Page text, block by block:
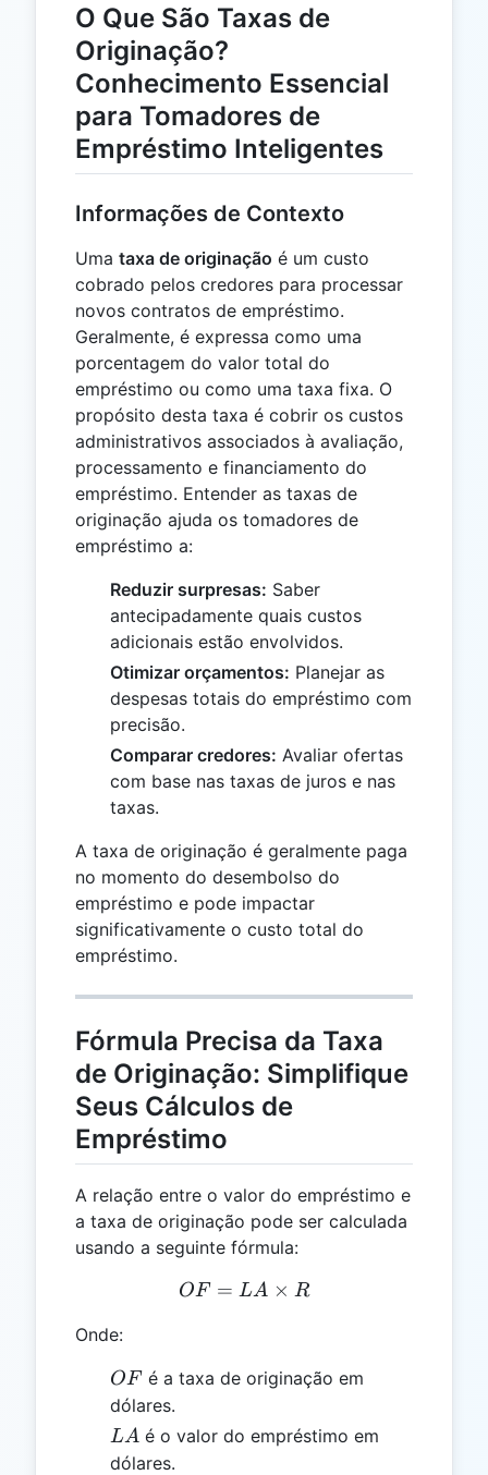
O Que São Taxas de
Originação?
Conhecimento Essencial
para Tomadores de
Empréstimo Inteligentes
Informações de Contexto
Uma taxa de originação é um custo
cobrado pelos credores para processar
novos contratos de empréstimo.
Geralmente, é expressa como uma
porcentagem do valor total do
empréstimo ou como uma taxa fixa. O
propósito desta taxa é cobrir os custos
administrativos associados à avaliação,
processamento e financiamento do
empréstimo. Entender as taxas de
originação ajuda os tomadores de
empréstimo a:
Reduzir surpresas: Saber
antecipadamente quais custos
adicionais estão envolvidos.
Otimizar orçamentos: Planejar as
despesas totais do empréstimo com
precisão.
Comparar credores: Avaliar ofertas
com base nas taxas de juros e nas
taxas.
A taxa de originação é geralmente paga
no momento do desembolso do
empréstimo e pode impactar
significativamente o custo total do
empréstimo.
Fórmula Precisa da Taxa
de Originação: Simplifique
Seus Cálculos de
Empréstimo
A relação entre o valor do empréstimo e
a taxa de originação pode ser calculada
usando a seguinte fórmula:
OF = LA \times R
OF = LA × R
Onde:
OF
OF é a taxa de originação em
dólares.
LA
LA é o valor do empréstimo em
dólares.